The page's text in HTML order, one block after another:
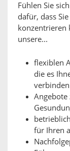
Fühlen Sie
dafür, dass
konzentrieren
unsere...
flexiblen
die es
verbinden
Angebote
für Ihren